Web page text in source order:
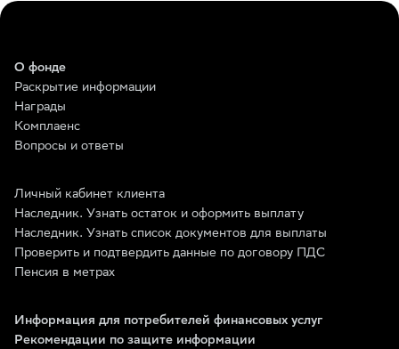
О фонде
Раскрытие информации
Награды
Комплаенс
Вопросы и ответы
Личный кабинет клиента
Наследник. Узнать остаток и оформить выплату
Наследник. Узнать список документов для выплаты
Проверить и подтвердить данные по договору ПДС
Пенсия в метрах
Информация для потребителей финансовых услуг
Рекомендации по защите информации